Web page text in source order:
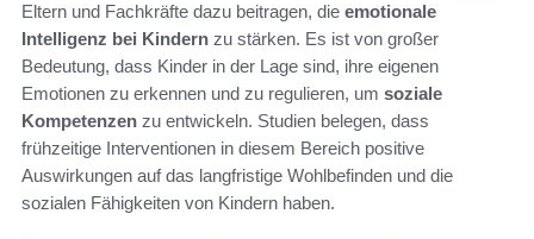
Eltern und Fachkräfte dazu beitragen, die emotionale
Intelligenz bei Kindern zu stärken. Es ist von großer
Bedeutung, dass Kinder in der Lage sind, ihre eigenen
Emotionen zu erkennen und zu regulieren, um soziale
Kompetenzen zu entwickeln. Studien belegen, dass
frühzeitige Interventionen in diesem Bereich positive
Auswirkungen auf das langfristige Wohlbefinden und die
sozialen Fähigkeiten von Kindern haben.